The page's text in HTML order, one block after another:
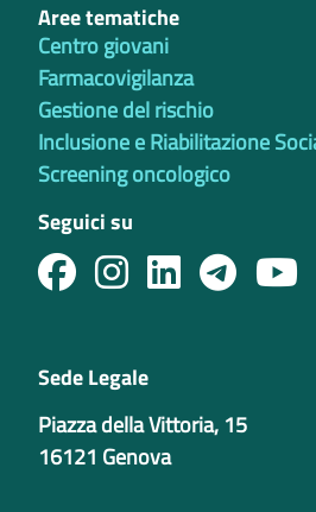
Aree tematiche
Centro giovani
Farmacovigilanza
Gestione del rischio
Inclusione e Riabilitazione
Screening oncologico
Seguici su
Sede Legale
Piazza della Vittoria, 15
16121 Genova